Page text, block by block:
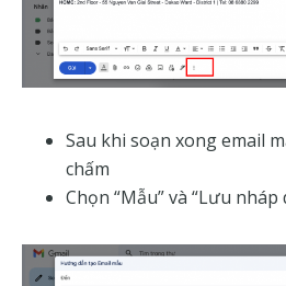
Sau khi soạn xong email
chấm
Chọn “Mẫu” và “Lưu